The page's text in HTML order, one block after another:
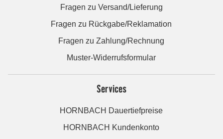
Fragen zu Versand/Lieferung
Fragen zu Rückgabe/Reklamation
Fragen zu Zahlung/Rechnung
Muster-Widerrufsformular
Services
HORNBACH Dauertiefpreise
HORNBACH Kundenkonto